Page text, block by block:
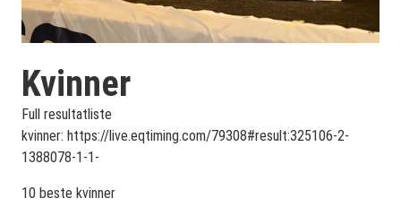
Kvinner
Full resultatliste
kvinner: https://live.eqtiming.com/79308#result:325106-2-
1388078-1-1-
10 beste kvinner